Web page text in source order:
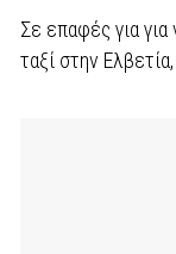
Σε επαφές για
ταξί στην